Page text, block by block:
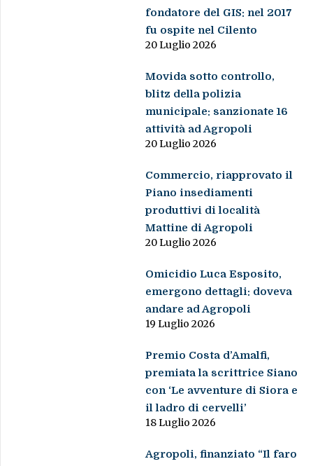
fondatore del GIS: nel 2017
fu ospite nel Cilento
20 Luglio 2026
Movida sotto controllo,
blitz della polizia
municipale: sanzionate 16
attività ad Agropoli
20 Luglio 2026
Commercio, riapprovato il
Piano insediamenti
produttivi di località
Mattine di Agropoli
20 Luglio 2026
Omicidio Luca Esposito,
emergono dettagli: doveva
andare ad Agropoli
19 Luglio 2026
Premio Costa d’Amalfi,
premiata la scrittrice Siano
con ‘Le avventure di Siora e
il ladro di cervelli’
18 Luglio 2026
Agropoli, finanziato “Il faro